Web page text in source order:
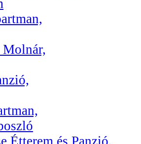
Étterem és Panzió,